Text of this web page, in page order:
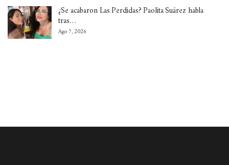
¿Se acabaron Las Perdidas? Paolita Suárez habla
tras…
Ago 7, 2026